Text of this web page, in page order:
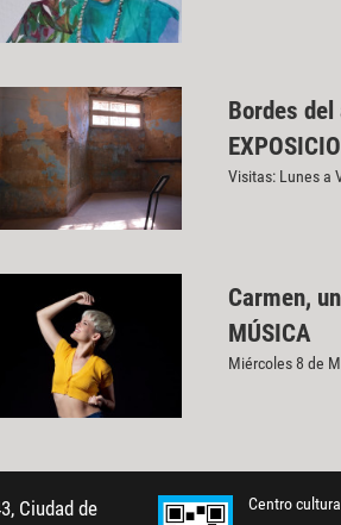
Bordes
Visitas: Lunes a
Carmen,
MÚSICA
Miércoles 8 de
Ciudad de
Centro cultural